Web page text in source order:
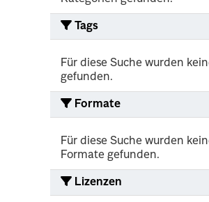
Tags
Für diese Suche wurden
gefunden.
Formate
Für diese Suche wurden
Formate gefunden.
Lizenzen